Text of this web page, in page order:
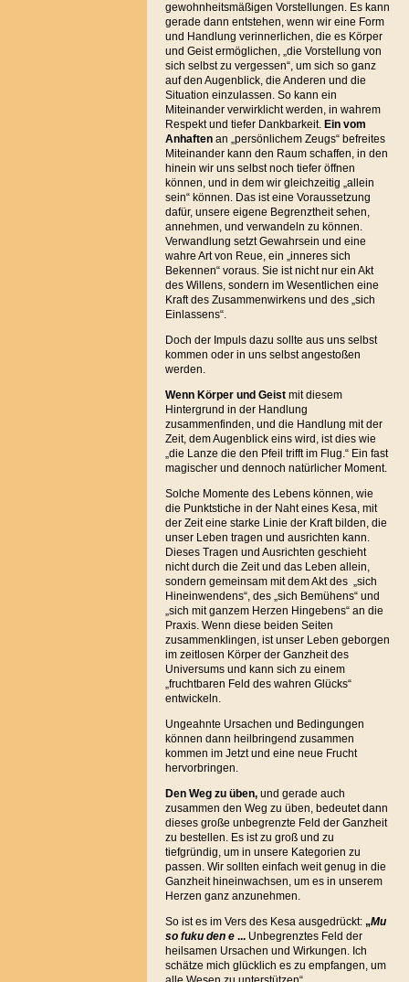
gewohnheitsmäßigen Vorstellungen. Es kann
gerade dann entstehen, wenn wir eine Form
und Handlung verinnerlichen, die es Körper
und Geist ermöglichen, „die Vorstellung von
sich selbst zu vergessen“, um sich so ganz
auf den Augenblick, die Anderen und die
Situation einzulassen. So kann ein
Miteinander verwirklicht werden, in wahrem
Respekt und tiefer Dankbarkeit. Ein vom
Anhaftenan „persönlichem Zeugs“ befreites
Miteinander kann den Raum schaffen, in den
hinein wir uns selbst noch tiefer öffnen
können, und in dem wir gleichzeitig „allein
sein“ können. Das ist eine Voraussetzung
dafür, unsere eigene Begrenztheit sehen,
annehmen, und verwandeln zu können.
Verwandlung setzt Gewahrsein und eine
wahre Art von Reue, ein „inneres sich
Bekennen“ voraus. Sie ist nicht nur ein Akt
des Willens, sondern im Wesentlichen eine
Kraft des Zusammenwirkens und des „sich
Einlassens“.
Doch der Impuls dazu sollte aus uns selbst
kommen oder in uns selbst angestoßen
werden.
Wenn Körper und Geistmit diesem
Hintergrund in der Handlung
zusammenfinden, und die Handlung mit der
Zeit, dem Augenblick eins wird, ist dies wie
„die Lanze die den Pfeil trifft im Flug.“ Ein fast
magischer und dennoch natürlicher Moment.
Solche Momente des Lebens können, wie
die Punktstiche in der Naht eines Kesa, mit
der Zeit eine starke Linie der Kraft bilden, die
unser Leben tragen und ausrichten kann.
Dieses Tragen und Ausrichten geschieht
nicht durch die Zeit und das Leben allein,
sondern gemeinsam mit dem Akt des „sich
Hineinwendens“, des „sich Bemühens“ und
„sich mit ganzem Herzen Hingebens“ an die
Praxis. Wenn diese beiden Seiten
zusammenklingen, ist unser Leben geborgen
im zeitlosen Körper der Ganzheit des
Universums und kann sich zu einem
„fruchtbaren Feld des wahren Glücks“
entwickeln.
Ungeahnte Ursachen und Bedingungen
können dann heilbringend zusammen
kommen im Jetzt und eine neue Frucht
hervorbringen.
Den Weg zu üben,und gerade auch
zusammen den Weg zu üben, bedeutet dann
dieses große unbegrenzte Feld der Ganzheit
zu bestellen. Es ist zu groß und zu
tiefgründig, um in unsere Kategorien zu
passen. Wir sollten einfach weit genug in die
Ganzheit hineinwachsen, um es in unserem
Herzen ganz anzunehmen.
So ist es im Vers des Kesa ausgedrückt: „Mu
so fuku den e...Unbegrenztes Feld der
heilsamen Ursachen und Wirkungen. Ich
schätze mich glücklich es zu empfangen, um